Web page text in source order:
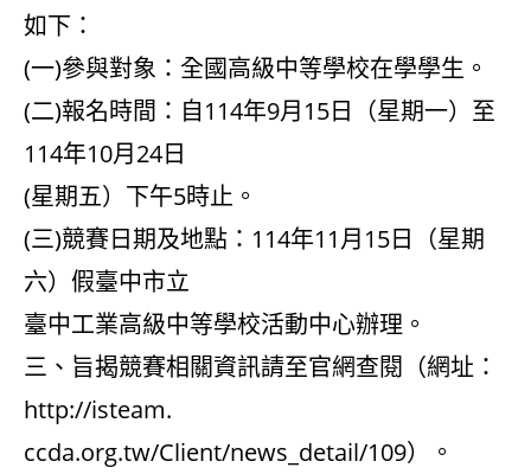
如下：
(一)參與對象：全國高級中等學校在學學生。
(二)報名時間：自114年9月15日（星期一）至
114年10月24日
(星期五）下午5時止。
(三)競賽日期及地點：114年11月15日（星期
六）假臺中市立
臺中工業高級中等學校活動中心辦理。
三、旨揭競賽相關資訊請至官網查閱（網址：
http://isteam.
ccda.org.tw/Client/news_detail/109）。